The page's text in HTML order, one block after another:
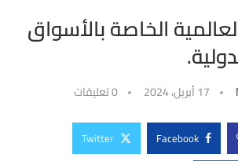
الخاصة بالأسواق
17 أبريل، 2024 0 تعليقات
Facebook
Twitter